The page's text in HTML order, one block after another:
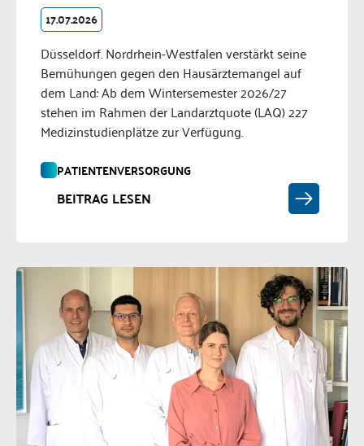
17.07.2026
Düsseldorf. Nordrhein-Westfalen verstärkt seine
Bemühungen gegen den Hausärztemangel auf
dem Land: Ab dem Wintersemester 2026/27
stehen im Rahmen der Landarztquote (LAQ) 227
Medizinstudienplätze zur Verfügung.
PATIENTENVERSORGUNG
BEITRAG LESEN